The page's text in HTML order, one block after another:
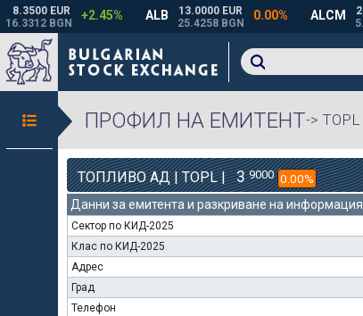
ПРОФИЛ НА ЕМИТЕНТ-> TOPL
ТОПЛИВО АД | TOPL | 3 9000 0.00%
Данни за емитента и разкриване на информация
Сектор по КИД-2025
Клас по КИД-2025
Адрес
Град
Телефон